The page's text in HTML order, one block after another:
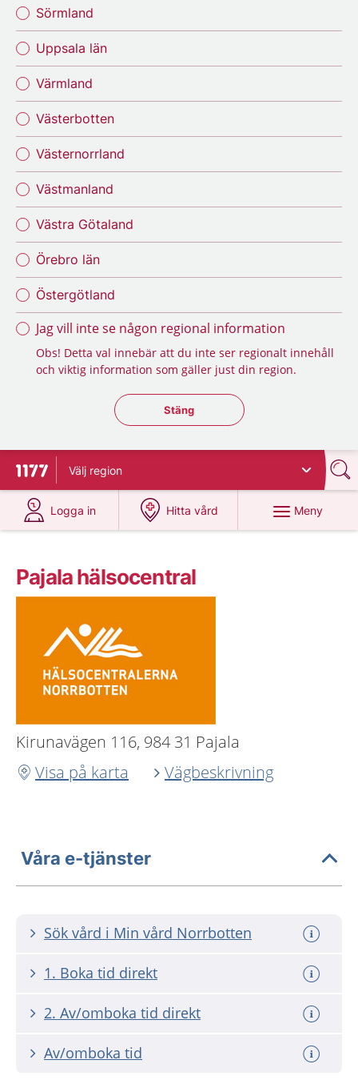
Sörmland
Uppsala län
Värmland
Västerbotten
Västernorrland
Västmanland
Västra Götaland
Örebro län
Östergötland
Jag vill inte se någon regional information
Obs! Detta val innebär att du inte ser regionalt innehåll
och viktig information som gäller just din region.
Stäng regionsväljaren
Stäng
Till startsidan för 1177
Välj region
Logga in
på 1177.se
Hitta vård
på 1177.se
Meny
Pajala hälsocentral
Kirunavägen 116, 984 31 Pajala
Visa på karta
Vägbeskrivning
Våra e-tjänster
Sök vård i Min vård Norrbotten
1. Boka tid direkt
2. Av/omboka tid direkt
Av/omboka tid